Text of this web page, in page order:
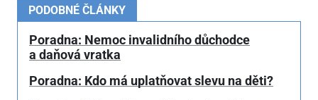
PODOBNÉ ČLÁNKY
Poradna: Nemoc invalidního důchodce
a daňová vratka
Poradna: Kdo má uplatňovat slevu na děti?